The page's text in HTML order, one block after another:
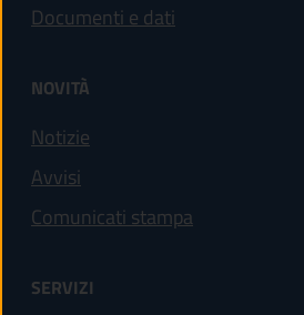
Documenti e dati
NOVITÀ
Notizie
Avvisi
Comunicati stampa
SERVIZI